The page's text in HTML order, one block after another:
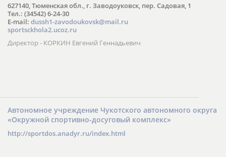
627140, Тюменская обл., г. Заводоуковск, пер. Садовая, 1
Тел.: (34542) 6-24-30
​E-mail: dussh1-zavodoukovsk@mail.ru
sportsckhola2.ucoz.ru
Директор - КОРКИН Евгений Геннадьевич
Автономное учреждение Чукотского автономного округа
«Окружной спортивно-досуговый комплекс»
http://sportdos.anadyr.ru/index.html